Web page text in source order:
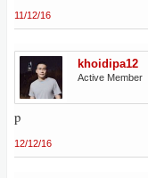
11/12/16
khoidipa12
Active Member
p
12/12/16